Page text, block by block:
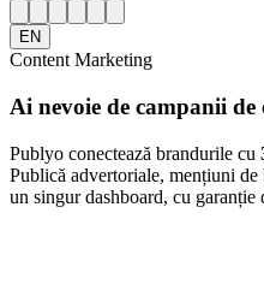
EN
Content Marketing
Ai nevoie de campanii
Publyo conectează brandurile cu
Publică advertoriale, mențiuni
un singur dashboard, cu